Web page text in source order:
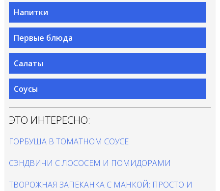
Напитки
Первые блюда
Салаты
Соусы
ЭТО ИНТЕРЕСНО:
ГОРБУША В ТОМАТНОМ СОУСЕ
СЭНДВИЧИ С ЛОСОСЕМ И ПОМИДОРАМИ
ТВОРОЖНАЯ ЗАПЕКАНКА С МАНКОЙ: ПРОСТО И